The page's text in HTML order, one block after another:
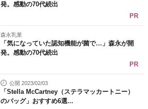
発。感動の70代続出
PR
森永乳業
「気になっていた認知機能が菌で…」森永が開
発。感動の70代続出
PR
公開 2023/02/03
「Stella McCartney（ステラマッカートニー）
のバッグ」おすすめ6選...